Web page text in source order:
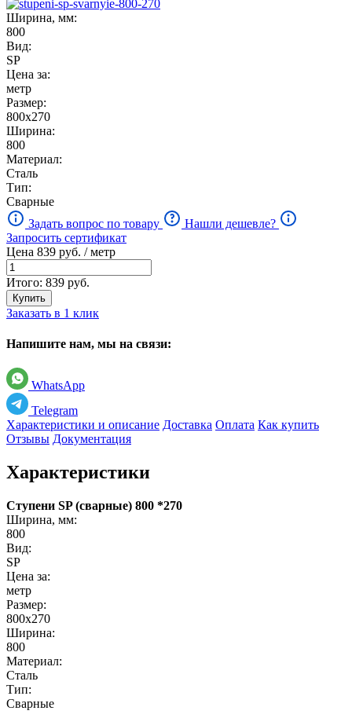
Ширина, мм:
800
Вид:
SP
Цена за:
метр
Размер:
800х270
Ширина:
800
Материал:
Сталь
Тип:
Сварные
Задать вопрос по товару
Нашли дешевле?
Запросить сертификат
Цена 839 руб. / метр
Итого: 839 руб.
Купить
Заказать в 1 клик
Напишите нам, мы на связи:
WhatsApp
Telegram
Характеристики и описание Доставка Оплата Как купить
Отзывы Документация
Характеристики
Ступени SP (сварные) 800 *270
Ширина, мм:
800
Вид:
SP
Цена за:
метр
Размер:
800х270
Ширина:
800
Материал:
Сталь
Тип:
Сварные